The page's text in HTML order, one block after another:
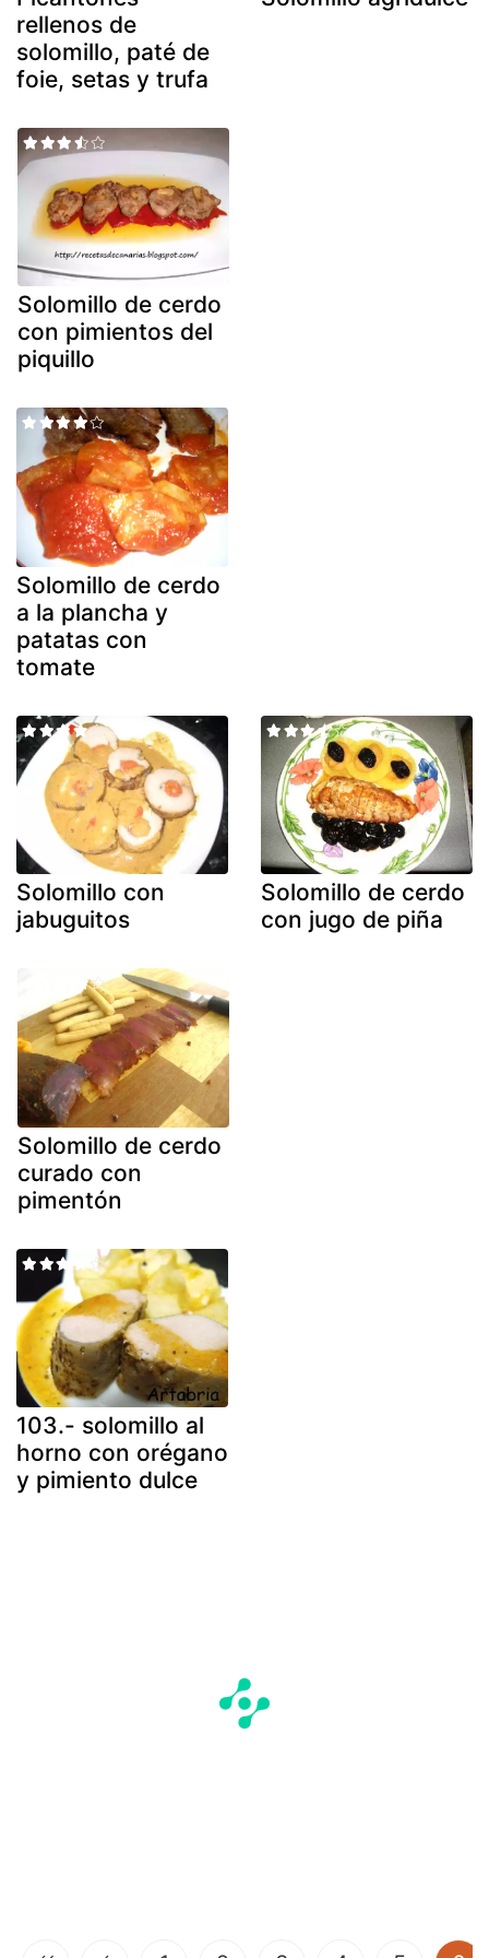
rellenos de
solomillo, paté de
foie, setas y trufa
Solomillo de cerdo
con pimientos del
piquillo
Solomillo de cerdo
a la plancha y
patatas con
tomate
Solomillo con
jabuguitos
Solomillo de cerdo
con jugo de piña
Solomillo de cerdo
curado con
pimentón
103.- solomillo al
horno con orégano
y pimiento dulce